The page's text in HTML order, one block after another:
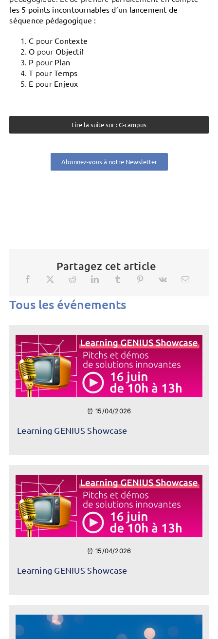
les 5 points incontournables d’un lancement de
séquence pédagogique :
C pour Contexte
O pour Objectif
P pour Plan
T pourTemps
E pour Enjeux
Lire la suite sur : C-campus
Abonnez-vous à notre Newsletter
Partagez cet article
Tous les événements
⏰ 15/04/2026
Learning GENIUS Showcase
⏰ 15/04/2026
Learning GENIUS Showcase